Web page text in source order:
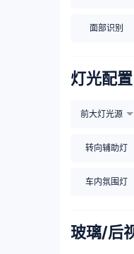
面部识别
灯光配置
前大灯光源
转向辅助灯
车内氛围灯
玻璃/后